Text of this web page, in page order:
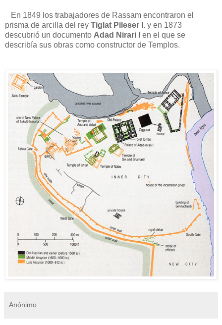
En 1849 los trabajadores de Rassam encontraron el
prisma de arcilla del rey Tiglat Pileser I . y en 1873
descubrió un documento Adad Nirari I
en el que se
describía sus obras como constructor de Templos.
Anónimo